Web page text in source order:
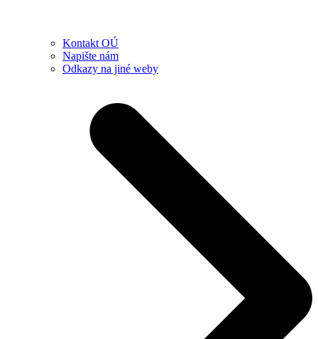
Kontakt OÚ
Napište nám
Odkazy na jiné weby